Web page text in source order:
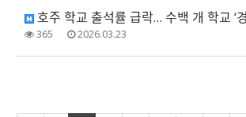
호주 학교 출석률 급락… 수백 개 학교 ‘
365 2026.03.23